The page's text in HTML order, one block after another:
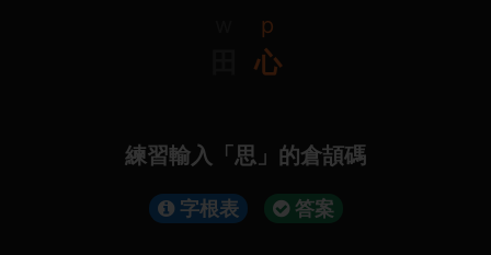
p
心
練習輸入「思」的倉頡碼
字根表 答案